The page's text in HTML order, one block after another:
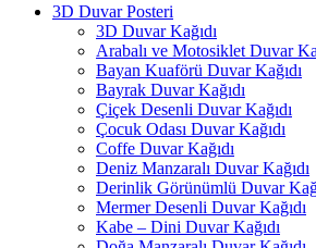
3D Duvar Posteri
3D Duvar Kağıdı
Arabalı ve Motosiklet Duvar
Bayan Kuaförü Duvar Kağıdı
Bayrak Duvar Kağıdı
Çiçek Desenli Duvar Kağıdı
Çocuk Odası Duvar Kağıdı
Coffe Duvar Kağıdı
Deniz Manzaralı Duvar Kağıdı
Derinlik Görünümlü Duvar
Mermer Desenli Duvar Kağıdı
Kabe – Dini Duvar Kağıdı